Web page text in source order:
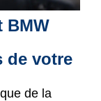
BMW
de votre
de la